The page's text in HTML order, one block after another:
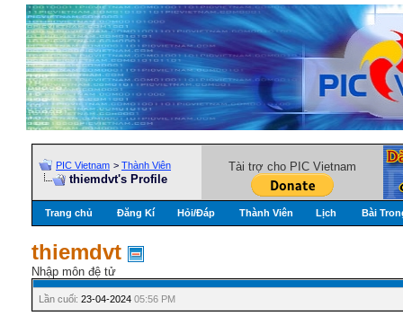
PIC Vietnam > Thành Viên
thiemdvt's Profile
Tài trợ cho PIC Vietnam
Trang chủ Đăng Kí Hỏi/Ðáp Thành Viên Lịch Bài
thiemdvt
Nhập môn đệ tử
Lần cuối: 23-04-2024 05:56 PM